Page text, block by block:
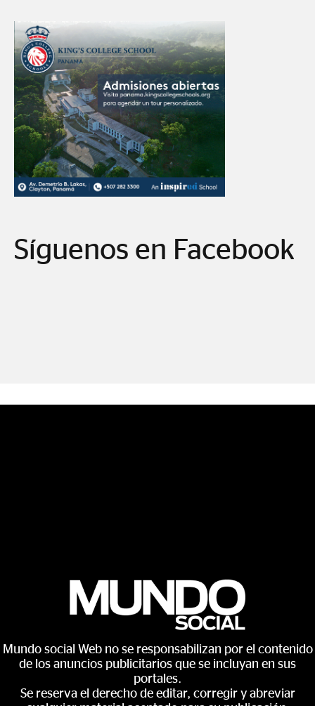
Síguenos en Facebook
Mundo social Web no se responsabilizan por el contenido
de los anuncios publicitarios que se incluyan en sus
portales.
Se reserva el derecho de editar, corregir y abreviar